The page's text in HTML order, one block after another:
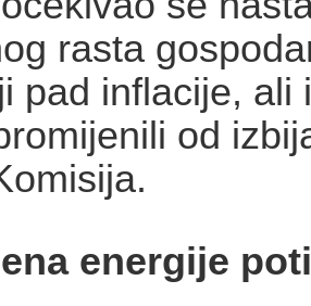
rasta
pad inflacije, ali
od
energije